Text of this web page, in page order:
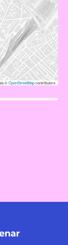
©OpenStreetMapcontributors